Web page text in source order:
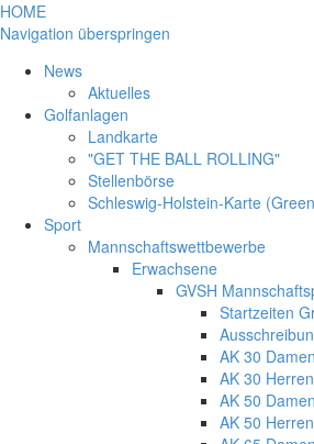
HOME
Navigation überspringen
News
Aktuelles
Golfanlagen
Landkarte
"GET THE BALL ROLLING"
Stellenbörse
Schleswig-Holstein-Karte
Sport
Mannschaftswettbewerbe
Erwachsene
GVSH
Startzeiten
AK 30 Damen
AK 30 Herren
AK 50 Damen
AK 50 Herren